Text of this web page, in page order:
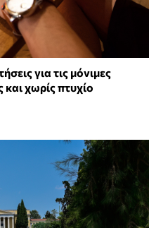
για τις μόνιμες
χωρίς πτυχίο